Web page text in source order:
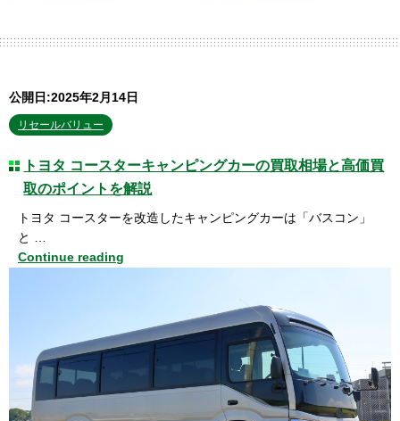
公開日:2025年2月14日
リセールバリュー
トヨタ コースターキャンピングカーの買取相場と高価買
取のポイントを解説
トヨタ コースターを改造したキャンピングカーは「バスコン」
と …
Continue reading